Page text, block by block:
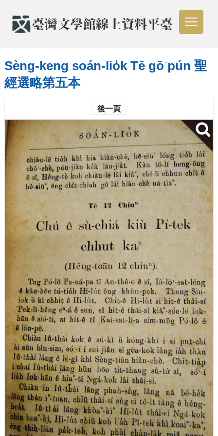
Sèng-keng soán-lio̍k Tē gō͘ pún 聖
經選略第五本
後一頁